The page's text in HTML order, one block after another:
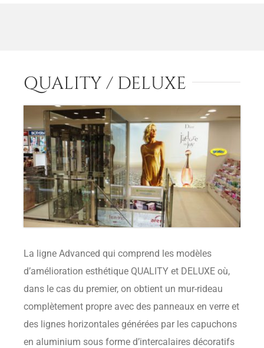
QUALITY / DELUXE
La ligne Advanced qui comprend les modèles
d’amélioration esthétique QUALITY et DELUXE où,
dans le cas du premier, on obtient un mur-rideau
complètement propre avec des panneaux en verre et
des lignes horizontales générées par les capuchons
en aluminium sous forme d’intercalaires décoratifs